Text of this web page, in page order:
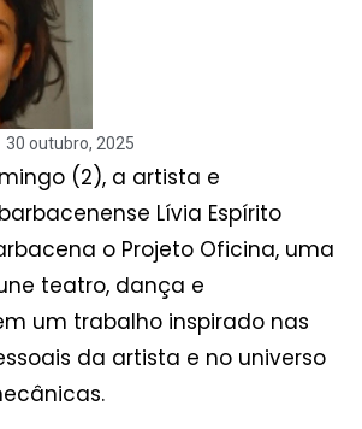
30 outubro, 2025
(2), a artista e
Lívia Espírito
o Projeto Oficina, uma
teatro, dança e
um trabalho inspirado nas
da artista e no universo